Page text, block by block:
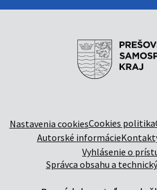
Nastavenia cookiesCookies politika
Autorské informácie
Vyhlásenie o
Správca obsahu a